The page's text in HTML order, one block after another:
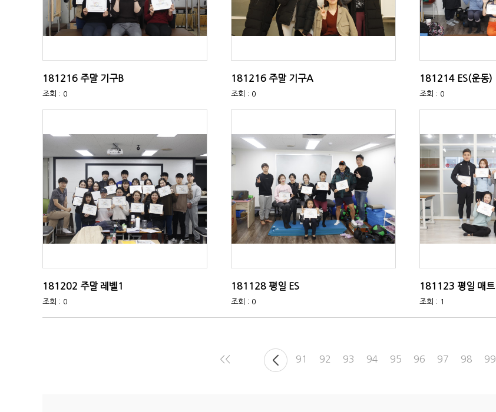
181216 주말 기구B
조회 : 0
181216 주말 기구A
조회 : 0
181214 ES(운동)
조회 : 0
181202 주말 레벨1
조회 : 0
181128 평일 ES
조회 : 0
181123 평일 매트
조회 : 1
<< 91 92 93 94 95 96 97 98 99